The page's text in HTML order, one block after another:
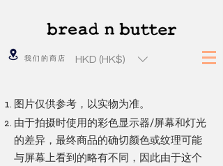
我们的商店 HKD (HK$)
图片仅供参考，以实物为准。
由于拍摄时使用的彩色显示器/屏幕和灯光
的差异，最终商品的确切颜色或纹理可能
与屏幕上看到的略有不同，因此由于这个